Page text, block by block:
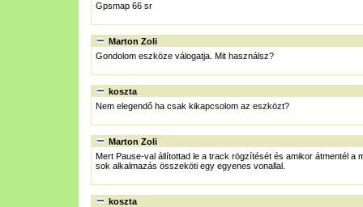
Gpsmap 66 sr
Marton Zoli
Gondolom eszköze válogatja. Mit használsz?
koszta
Nem elegendő ha csak kikapcsolom az eszközt?
Marton Zoli
Mert Pause-val állítottad le a track rögzítését és amikor átmentél
sok alkalmazás összeköti egy egyenes vonallal.
koszta